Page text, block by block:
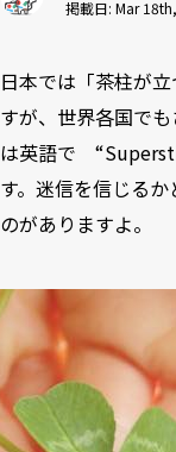
掲載日: Mar
日本では「茶柱が
すが、世界各国で
は英語で
す。迷信を信じる
のがありますよ。